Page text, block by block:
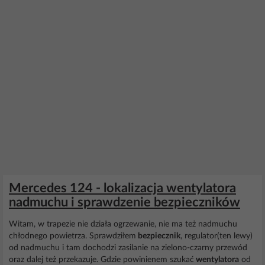
Mercedes 124 - lokalizacja wentylatora
nadmuchu i sprawdzenie bezpieczników
Witam, w trapezie nie działa ogrzewanie, nie ma też nadmuchu
chłodnego powietrza. Sprawdziłem bezpiecznik, regulator(ten lewy)
od nadmuchu i tam dochodzi zasilanie na zielono-czarny przewód
oraz dalej też przekazuje. Gdzie powinienem szukać wentylatora od